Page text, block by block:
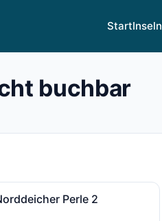
StartInseln
buchbar
Perle 2